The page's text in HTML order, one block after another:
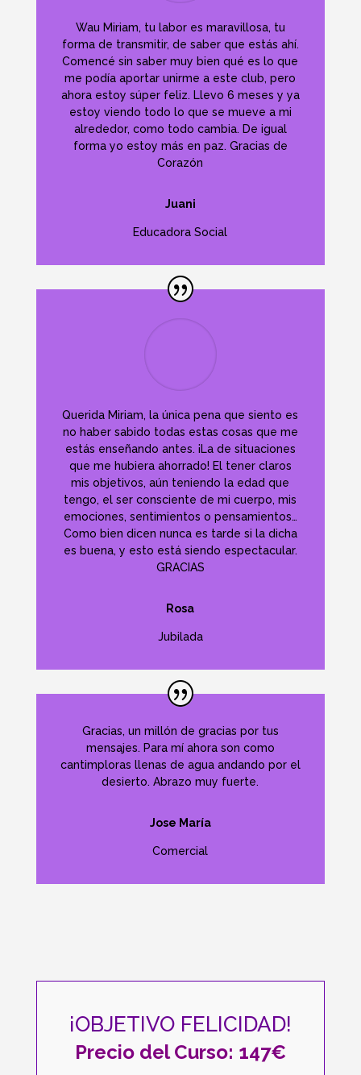
Wau Miriam, tu labor es maravillosa, tu
forma de transmitir, de saber que estás ahí.
Comencé sin saber muy bien qué es lo que
me podía aportar unirme a este club, pero
ahora estoy súper feliz. Llevo 6 meses y ya
estoy viendo todo lo que se mueve a mi
alrededor, como todo cambia. De igual
forma yo estoy más en paz. Gracias de
Corazón
Juani
Educadora Social
Querida Miriam, la única pena que siento es
no haber sabido todas estas cosas que me
estás enseñando antes. ¡La de situaciones
que me hubiera ahorrado! El tener claros
mis objetivos, aún teniendo la edad que
tengo, el ser consciente de mi cuerpo, mis
emociones, sentimientos o pensamientos…
Como bien dicen nunca es tarde si la dicha
es buena, y esto está siendo espectacular.
GRACIAS
Rosa
Jubilada
Gracias, un millón de gracias por tus
mensajes. Para mí ahora son como
cantimploras llenas de agua andando por el
desierto. Abrazo muy fuerte.
Jose María
Comercial
¡OBJETIVO FELICIDAD!
Precio del Curso: 147€